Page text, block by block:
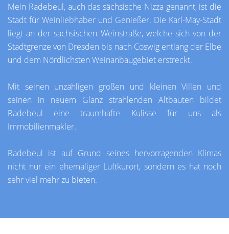
Mein Radebeul, auch das sächsische Nizza genannt, ist die
Stadt für Weinliebhaber und Genießer. Die Karl-May-Stadt
liegt an der sächsischen Weinstraße, welche sich von der
Stadtgrenze von Dresden bis nach Coswig entlang der Elbe
und dem Nördlichsten Weinanbaugebiet erstreckt.
Mit seinen unzähligen großen und kleinen Villen und
seinen in neuem Glanz strahlenden Altbauten bildet
Radebeul eine traumhafte Kulisse für uns als
Immobilienmakler.
Radebeul ist auf Grund seines hervorragenden Klimas
nicht nur ein ehemaliger Luftkurort, sondern es hat noch
sehr viel mehr zu bieten.